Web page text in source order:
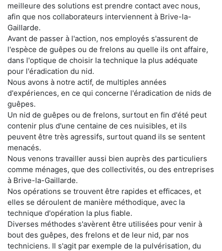
meilleure des solutions est prendre contact avec nous,
afin que nos collaborateurs interviennent à Brive-la-
Gaillarde.
Avant de passer à l'action, nos employés s'assurent de
l'espèce de guêpes ou de frelons au quelle ils ont affaire,
dans l'optique de choisir la technique la plus adéquate
pour l'éradication du nid.
Nous avons à notre actif, de multiples années
d'expériences, en ce qui concerne l'éradication de nids de
guêpes.
Un nid de guêpes ou de frelons, surtout en fin d'été peut
contenir plus d'une centaine de ces nuisibles, et ils
peuvent être très agressifs, surtout quand ils se sentent
menacés.
Nous venons travailler aussi bien auprès des particuliers
comme ménages, que des collectivités, ou des entreprises
à Brive-la-Gaillarde.
Nos opérations se trouvent être rapides et efficaces, et
elles se déroulent de manière méthodique, avec la
technique d'opération la plus fiable.
Diverses méthodes s'avèrent être utilisées pour venir à
bout des guêpes, des frelons et de leur nid, par nos
techniciens. Il s'agit par exemple de la pulvérisation, du